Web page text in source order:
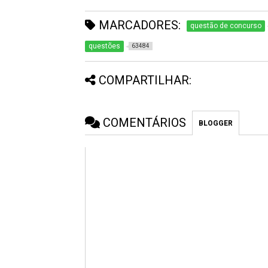
MARCADORES: questão de concurso
questões 63484
COMPARTILHAR:
COMENTÁRIOS BLOGGER